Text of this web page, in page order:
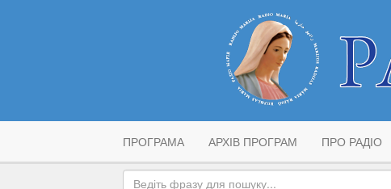
ПРОГРАМА АРХІВ ПРОГРАМ ПРО РАДІО